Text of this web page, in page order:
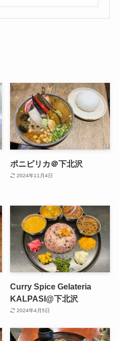
ポニピリカ＠下北沢
2024年11月4日
Curry Spice Gelateria
KALPASI@下北沢
2024年4月5日